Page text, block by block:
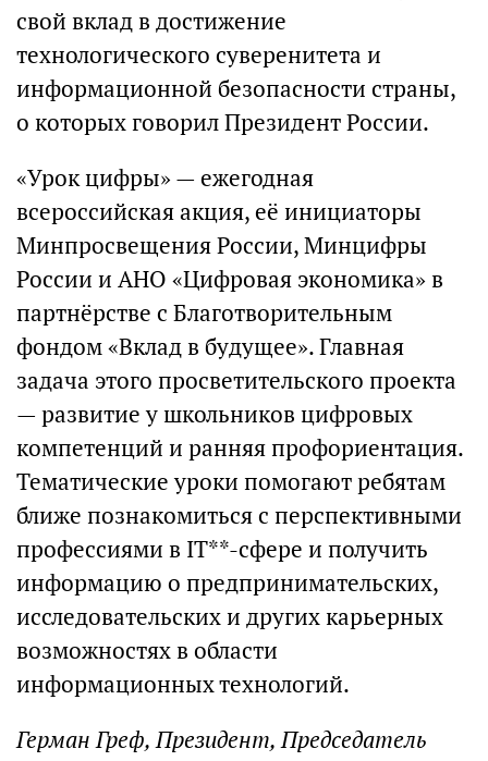
свой вклад в достижение
технологического суверенитета и
информационной безопасности страны,
о которых говорил Президент России.
«Урок цифры» — ежегодная
всероссийская акция, её инициаторы
Минпросвещения России, Минцифры
России и АНО «Цифровая экономика» в
партнёрстве с Благотворительным
фондом «Вклад в будущее». Главная
задача этого просветительского проекта
— развитие у школьников цифровых
компетенций и ранняя профориентация.
Тематические уроки помогают ребятам
ближе познакомиться с перспективными
профессиями в IT**-сфере и получить
информацию о предпринимательских,
исследовательских и других карьерных
возможностях в области
информационных технологий.
Герман Греф, Президент, Председатель